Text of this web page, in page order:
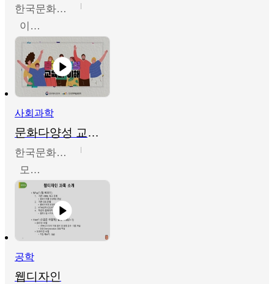
한국문화예술교육진흥원
이성민
사회과학
문화다양성 교육의 이해
한국문화예술교육진흥원
모경환,성상환,정문성
공학
웹디자인